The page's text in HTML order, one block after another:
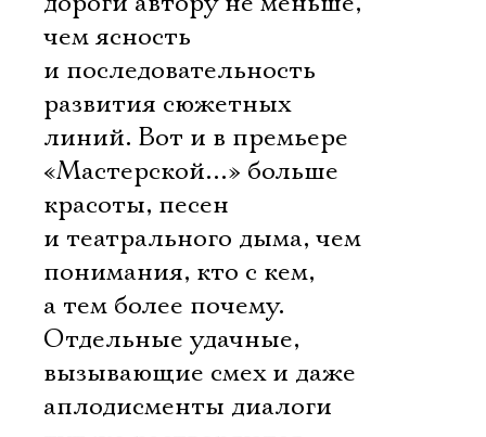
чем ясность
и последовательность
развития сюжетных
линий. Вот и в премьере
«Мастерской…» больше
красоты, песен
и театрального дыма, чем
понимания, кто с кем,
а тем более почему.
Отдельные удачные,
вызывающие смех и даже
аплодисменты диалоги